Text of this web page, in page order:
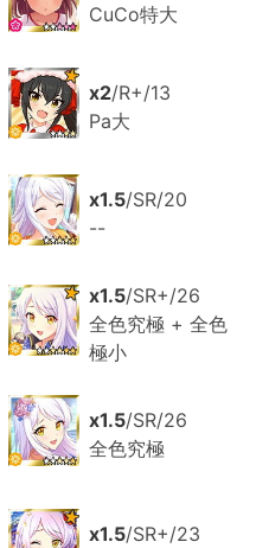
CuCo特大
x2/R+/13
Pa大
x1.5/SR/20
--
x1.5/SR+/26
全色究極 + 全色
極小
x1.5/SR/26
全色究極
x1.5/SR+/23